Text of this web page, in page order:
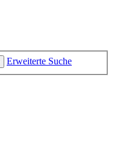
Erweiterte Suche